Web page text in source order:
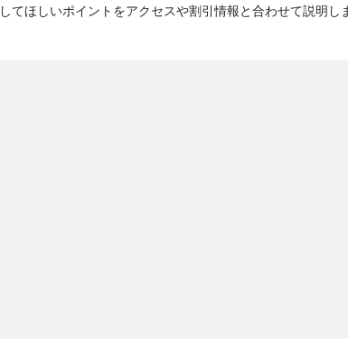
てほしいポイントをアクセスや割引情報と合わせて説明し